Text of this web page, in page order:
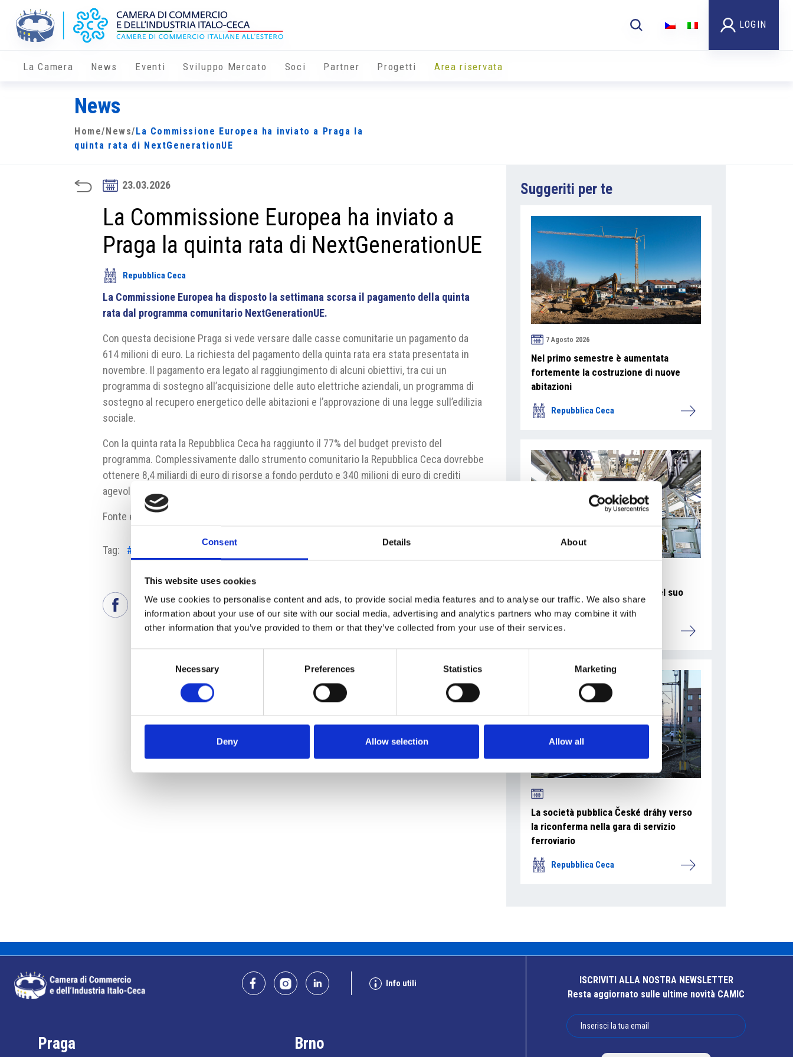
Consent Details About
This website uses cookies
We use cookies to personalise content and ads, to provide social media features and to analyse our traffic. We also share
information about your use of our site with our social media, advertising and analytics partners who may combine it with
other information that you’ve provided to them or that they’ve collected from your use of their services.
Necessary Preferences Statistics Marketing
Deny Allow selection Allow all
LOGIN
La Camera News Eventi Sviluppo Mercato Soci Partner Progetti Area riservata
News
Home/ News/ La Commissione Europea ha inviato a Praga la
quinta rata di NextGenerationUE
23.03.2026
La Commissione Europea ha inviato a
Praga la quinta rata di NextGenerationUE
Repubblica Ceca
La Commissione Europea ha disposto la settimana scorsa il pagamento della quinta
rata dal programma comunitario NextGenerationUE.
Con questa decisione Praga si vede versare dalle casse comunitarie un pagamento da
614 milioni di euro. La richiesta del pagamento della quinta rata era stata presentata in
novembre. Il pagamento era legato al raggiungimento di alcuni obiettivi, tra cui un
programma di sostegno all’acquisizione delle auto elettriche aziendali, un programma di
sostegno al recupero energetico delle abitazioni e l’approvazione di una legge sull’edilizia
sociale.
Con la quinta rata la Repubblica Ceca ha raggiunto il 77% del budget previsto del
programma. Complessivamente dallo strumento comunitario la Repubblica Ceca dovrebbe
ottenere 8,4 miliardi di euro di risorse a fondo perduto e 340 milioni di euro di crediti
agevolati.
Fonte e fonte fotografia:
Tag: #Commissione Europea
Suggeriti per te
7 Agosto 2026
Nel primo semestre è aumentata
fortemente la costruzione di nuove
abitazioni
Repubblica Ceca
La Škoda avvia la produzione del suo
SUV Peaq
Repubblica Ceca
La società pubblica České dráhy verso
la riconferma nella gara di servizio
ferroviario
Repubblica Ceca
Info utili
Praga Brno
ISCRIVITI ALLA NOSTRA NEWSLETTER
Resta aggiornato sulle ultime novità CAMIC